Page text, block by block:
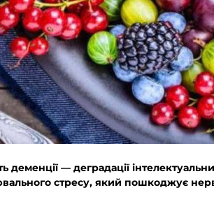
деменції — деградації
стресу, який пошкоджує